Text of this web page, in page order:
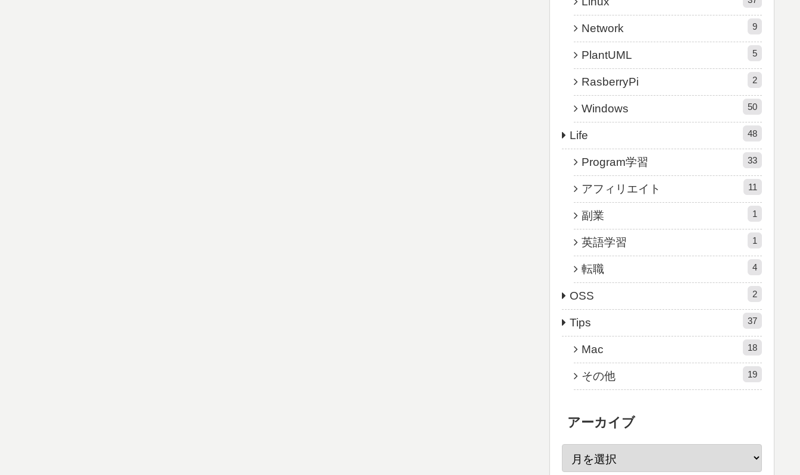
Network 9
PlantUML 5
RasberryPi 2
Windows 50
Life 48
Program学習 33
アフィリエイト 11
副業 1
英語学習 1
転職 4
OSS 2
Tips 37
Mac 18
その他 19
アーカイブ